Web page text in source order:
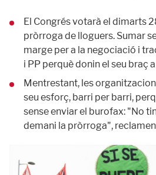
El Congrés votarà el dimarts
pròrroga de lloguers. Sumar
marge per a la negociació i
i PP perquè donin el seu braç
Mentrestant, les
seu esforç, barri per barri,
sense enviar el burofax: "No
demani la pròrroga",